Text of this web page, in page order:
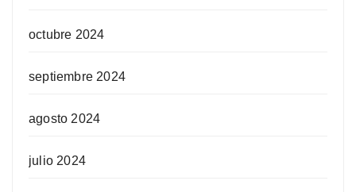
octubre 2024
septiembre 2024
agosto 2024
julio 2024